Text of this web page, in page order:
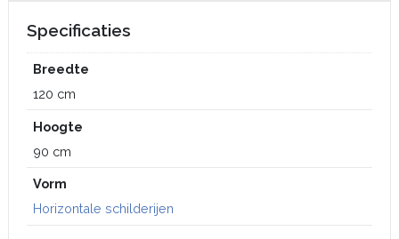
Specificaties
Breedte
120 cm
Hoogte
90 cm
Vorm
Horizontale schilderijen